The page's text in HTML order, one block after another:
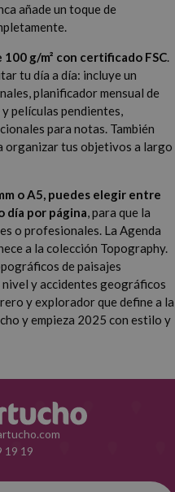
añade un toque de
g/m² con certificado FSC.
tu día a día: incluye un
planificador mensual de
películas pendientes,
para notas. También
organizar tus objetivos a largo
o A5, puedes elegir entre
día por página, para que la
o profesionales. La Agenda
a la colección Topography.
de paisajes
y accidentes geográficos
y explorador que define a la
y empieza 2025 con estilo y
19 19